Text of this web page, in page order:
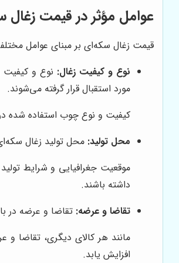
عوامل مؤثر در قیمت زغال
قیمت زغال سکه‌ای بر مبنای عوامل
نوع و کیفیت زغال: نوع و کیفیت
مورد استقبال قرار گرفته می‌شوند.
کیفیت و نوع چوب استفاده شده
محل تولید: محل تولید زغال
موقعیت جغرافیایی و شرایط
داشته باشند.
تقاضا و عرضه: تقاضا و عرضه در
مانند هر کالای دیگری، تقاضا
افزایش یابد.